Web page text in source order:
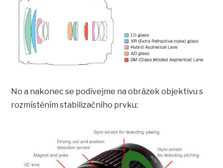
No a nakonec se podívejme na obrázek objektivu s
rozmístěním stabilizačního prvku: